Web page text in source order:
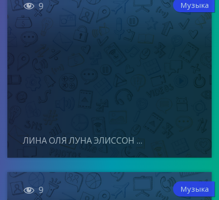
 9 Музыка
ЛИНА ОЛЯ ЛУНА ЭЛИССОН ...
 9 Музыка